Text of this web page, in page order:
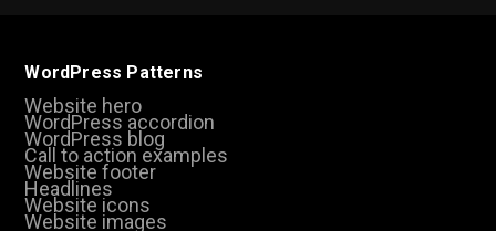
WordPress Patterns
Website hero
WordPress accordion
WordPress blog
Call to action examples
Website footer
Headlines
Website icons
Website images